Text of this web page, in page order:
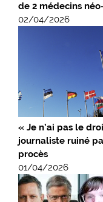
de 2 médecins
02/04/2026
« Je n’ai pas le
journaliste ruiné
procès
01/04/2026